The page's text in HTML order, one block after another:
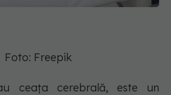
Foto: Freepik
ceața cerebrală, este un